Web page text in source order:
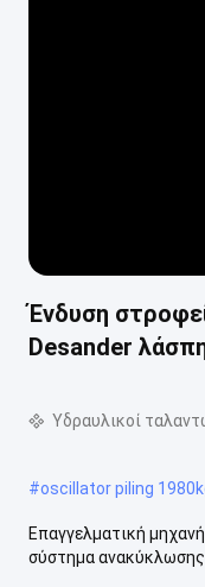
Ένδυση
Desander
Υδραυλικοί
#oscillator piling
Επαγγελματική
σύστημα ανακύκλωσης